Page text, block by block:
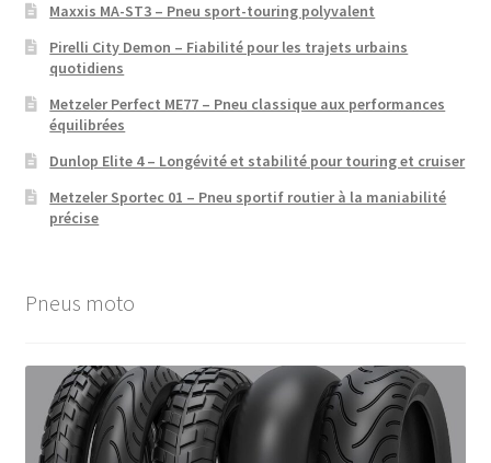
Maxxis MA-ST3 – Pneu sport-touring polyvalent
Pirelli City Demon – Fiabilité pour les trajets urbains
quotidiens
Metzeler Perfect ME77 – Pneu classique aux performances
équilibrées
Dunlop Elite 4 – Longévité et stabilité pour touring et cruiser
Metzeler Sportec 01 – Pneu sportif routier à la maniabilité
précise
Pneus moto